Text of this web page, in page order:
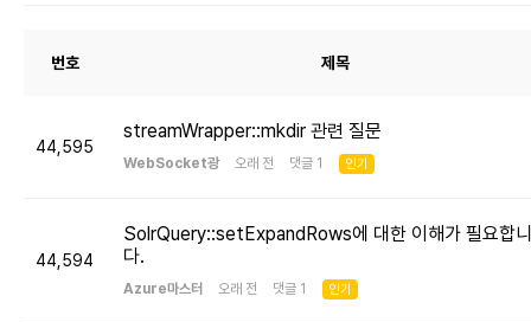
번호 제목
44,595
streamWrapper::mkdir 관련 질문
WebSocket광 오래 전 댓글 1 인기
44,594
SolrQuery::setExpandRows에 대한 이해가 필요합니
다.
Azure마스터 오래 전 댓글 1 인기